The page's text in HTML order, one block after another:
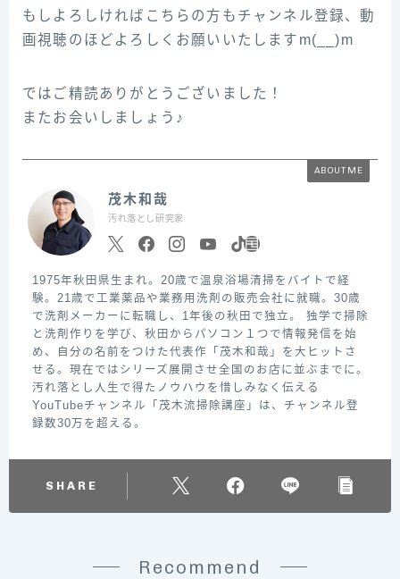
もしよろしければこちらの方もチャンネル登録、動
画視聴のほどよろしくお願いいたしますm(__)m
ではご精読ありがとうございました！
またお会いしましょう♪
ABOUT ME
茂木和哉
汚れ落とし研究家
1975年秋田県生まれ。20歳で温泉浴場清掃をバイトで経
験。21歳で工業薬品や業務用洗剤の販売会社に就職。30歳
で洗剤メーカーに転職し、1年後の秋田で独立。 独学で掃除
と洗剤作りを学び、秋田からパソコン１つで情報発信を始
め、自分の名前をつけた代表作「茂木和哉」を大ヒットさ
せる。現在ではシリーズ展開させ全国のお店に並ぶまでに。
汚れ落とし人生で得たノウハウを惜しみなく伝える
YouTubeチャンネル「茂木流掃除講座」は、チャンネル登
録数30万を超える。
SHARE
Recommend